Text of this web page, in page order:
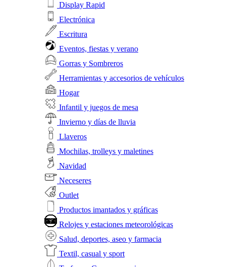
Display Rapid
Electrónica
Escritura
Eventos, fiestas y verano
Gorras y Sombreros
Herramientas y accesorios de vehículos
Hogar
Infantil y juegos de mesa
Invierno y días de lluvia
Llaveros
Mochilas, trolleys y maletines
Navidad
Neceseres
Outlet
Productos imantados y gráficas
Relojes y estaciones meteorológicas
Salud, deportes, aseo y farmacia
Textil, casual y sport